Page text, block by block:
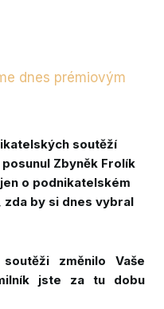
dnes prémiovým
soutěží
Zbyněk Frolík
o podnikatelském
by si dnes vybral
změnilo Vaše
jste za tu dobu